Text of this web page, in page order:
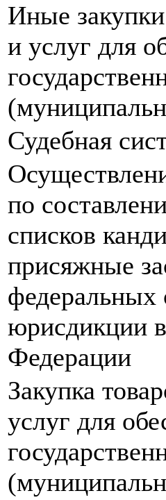
Иные
и услуг для
Судебная
по
списков
присяжные
федеральных
юрисдикции
Федерации
Закупка
услуг для